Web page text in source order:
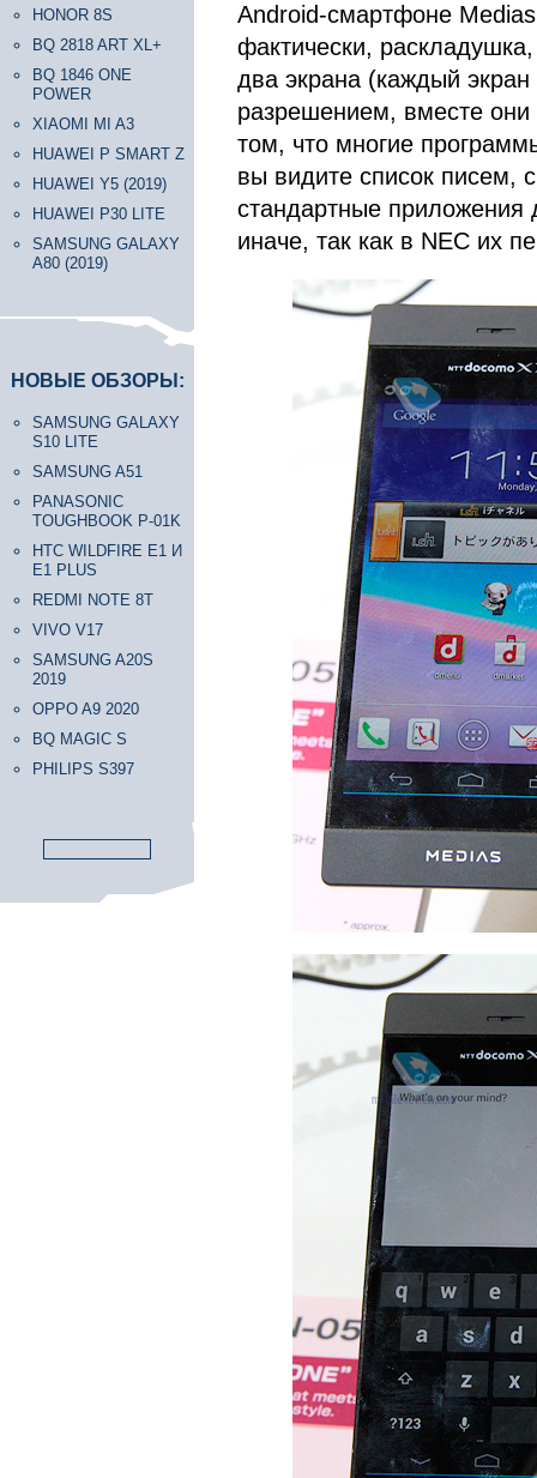
HONOR 8S
BQ 2818 ART XL+
BQ 1846 ONE
POWER
XIAOMI MI A3
HUAWEI P SMART Z
HUAWEI Y5 (2019)
HUAWEI P30 LITE
SAMSUNG GALAXY
A80 (2019)
НОВЫЕ ОБЗОРЫ:
SAMSUNG GALAXY
S10 LITE
SAMSUNG A51
PANASONIC
TOUGHBOOK P-01K
HTC WILDFIRE E1 И
E1 PLUS
REDMI NOTE 8T
VIVO V17
SAMSUNG A20S
2019
OPPO A9 2020
BQ MAGIC S
PHILIPS S397
Android-смартфоне
фактически,
два экрана (каждый
разрешением, вместе
том, что многие
вы видите список писем,
стандартные приложения
иначе, так как в NEC их